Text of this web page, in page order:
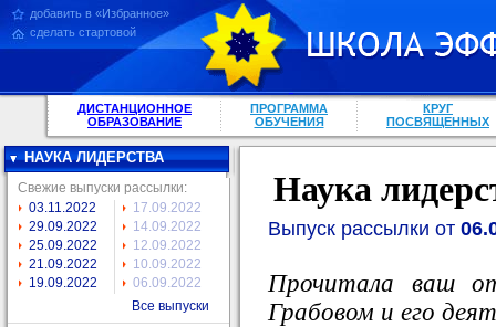
добавить в «Избранное»
сделать стартовой
ДИСТАНЦИОННОЕ
ОБРАЗОВАНИЕ
ПРОГРАММА
ОБУЧЕНИЯ
КРУГ
ПОСВЯЩЕННЫХ
НАУКА ЛИДЕРСТВА
Свежие выпуски рассылки:
03.11.2022
29.09.2022
25.09.2022
21.09.2022
19.09.2022
17.09.2022
14.09.2022
12.09.2022
10.09.2022
06.09.2022
Все выпуски
Наука
Выпуск рассылки от
Прочитала ваш
Грабовом и его